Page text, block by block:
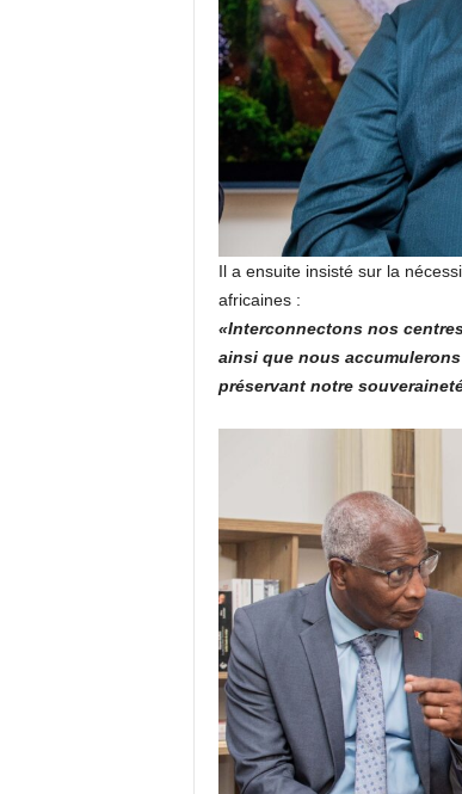
Il a ensuite insisté sur la
africaines :
«Interconnectons nos
ainsi que nous
préservant notre